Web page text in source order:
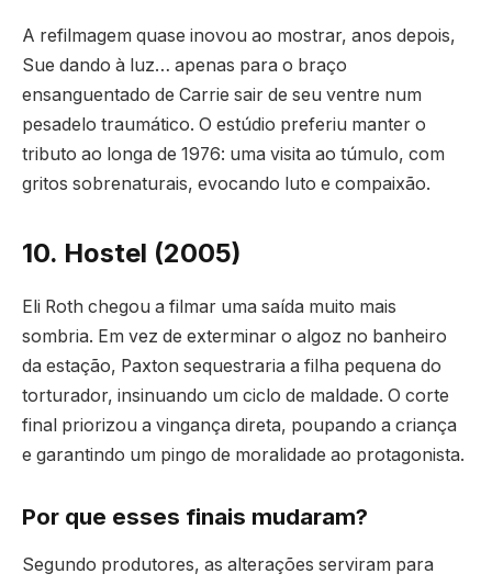
A refilmagem quase inovou ao mostrar, anos depois,
Sue dando à luz… apenas para o braço
ensanguentado de Carrie sair de seu ventre num
pesadelo traumático. O estúdio preferiu manter o
tributo ao longa de 1976: uma visita ao túmulo, com
gritos sobrenaturais, evocando luto e compaixão.
10. Hostel (2005)
Eli Roth chegou a filmar uma saída muito mais
sombria. Em vez de exterminar o algoz no banheiro
da estação, Paxton sequestraria a filha pequena do
torturador, insinuando um ciclo de maldade. O corte
final priorizou a vingança direta, poupando a criança
e garantindo um pingo de moralidade ao protagonista.
Por que esses finais mudaram?
Segundo produtores, as alterações serviram para